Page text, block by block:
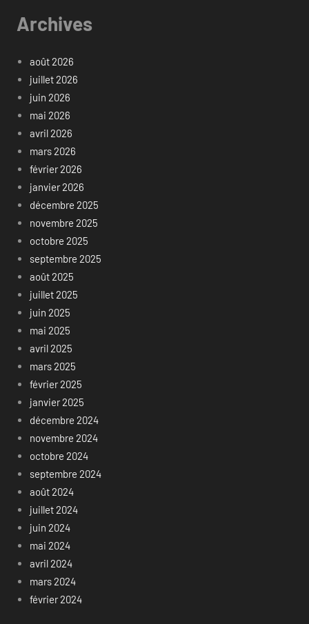
Archives
août 2026
juillet 2026
juin 2026
mai 2026
avril 2026
mars 2026
février 2026
janvier 2026
décembre 2025
novembre 2025
octobre 2025
septembre 2025
août 2025
juillet 2025
juin 2025
mai 2025
avril 2025
mars 2025
février 2025
janvier 2025
décembre 2024
novembre 2024
octobre 2024
septembre 2024
août 2024
juillet 2024
juin 2024
mai 2024
avril 2024
mars 2024
février 2024